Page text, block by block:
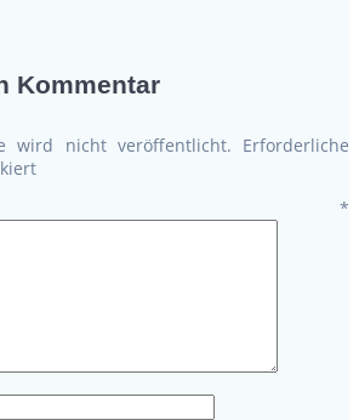
Kommentar
wird nicht veröffentlicht. Erforderliche
*